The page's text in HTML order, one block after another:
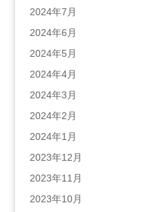
2024年7月
2024年6月
2024年5月
2024年4月
2024年3月
2024年2月
2024年1月
2023年12月
2023年11月
2023年10月